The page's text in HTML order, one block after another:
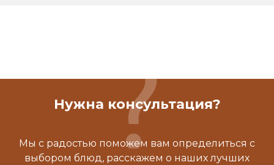
Нужна консультация?
Мы с радостью поможем вам определиться с
выбором блюд, расскажем о наших лучших